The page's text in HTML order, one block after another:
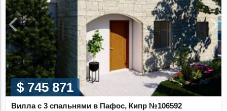
$ 745 871
Вилла с 3 спальнями в Пафос, Кипр №106592